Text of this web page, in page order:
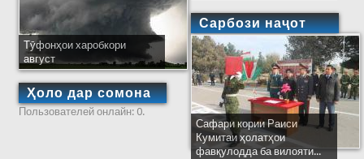
Тӯфонҳои харобкори
август
Ҳоло дар сомона
Пользователей онлайн: 0.
Сарбози наҷот
Сафари кории Раиси
Кумитаи ҳолатҳои
фавқулодда ба вилояти...